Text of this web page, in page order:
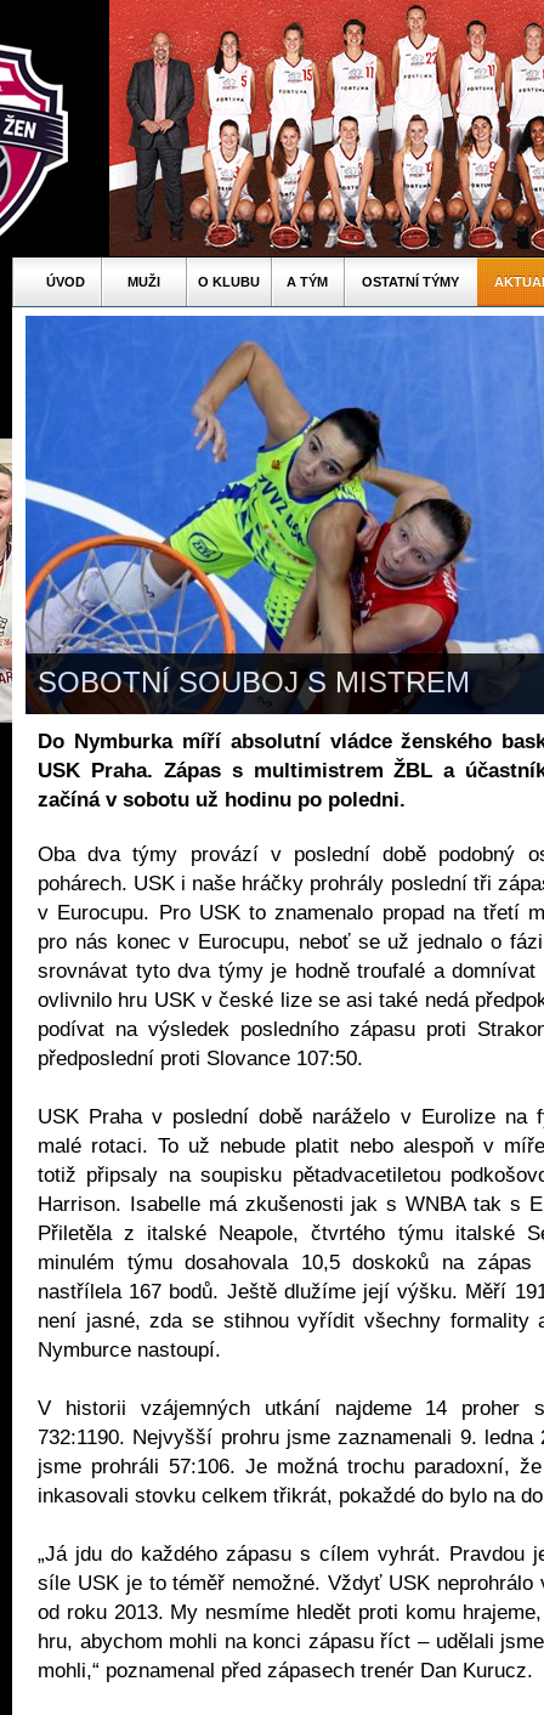
ÚVOD MUŽI O KLUBU A TÝM OSTATNÍ TÝMY
SOBOTNÍ SOUBOJ S MISTREM
Do Nymburka míří absolutní vládce ženského
USK Praha. Zápas s multimistrem ŽBL a
začíná v sobotu už hodinu po poledni.
Oba dva týmy provází v poslední době podobný
pohárech. USK i naše hráčky prohrály poslední tři
v Eurocupu. Pro USK to znamenalo propad na třetí
pro nás konec v Eurocupu, neboť se už jednalo o
srovnávat tyto dva týmy je hodně troufalé a
ovlivnilo hru USK v české lize se asi také nedá
podívat na výsledek posledního zápasu proti
předposlední proti Slovance 107:50.
USK Praha v poslední době naráželo v Eurolize na
malé rotaci. To už nebude platit nebo alespoň v
totiž připsaly na soupisku pětadvacetiletou
Harrison. Isabelle má zkušenosti jak s WNBA tak s
Přiletěla z italské Neapole, čtvrtého týmu italské
minulém týmu dosahovala 10,5 doskoků na
nastřílela 167 bodů. Ještě dlužíme její výšku. Měří
není jasné, zda se stihnou vyřídit všechny formality
Nymburce nastoupí.
V historii vzájemných utkání najdeme 14 proher
732:1190. Nejvyšší prohru jsme zaznamenali 9. ledna
jsme prohráli 57:106. Je možná trochu paradoxní,
inkasovali stovku celkem třikrát, pokaždé do bylo na
„Já jdu do každého zápasu s cílem vyhrát. Pravdou
síle USK je to téměř nemožné. Vždyť USK
od roku 2013. My nesmíme hledět proti komu
hru, abychom mohli na konci zápasu říct – udělali
mohli,“ poznamenal před zápasech trenér Dan Kurucz.